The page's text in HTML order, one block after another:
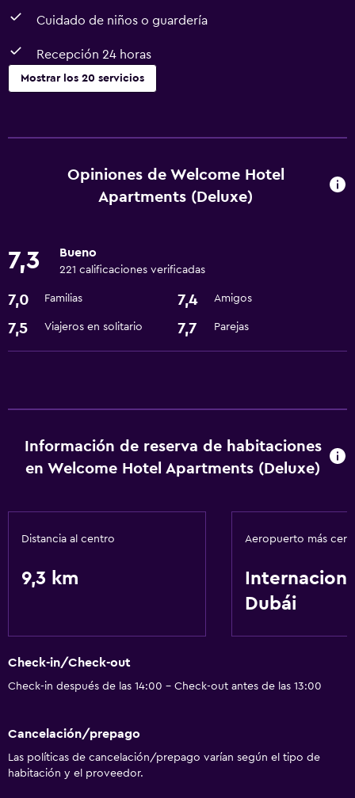
Cuidado de niños o guardería
Recepción 24 horas
Mostrar los 20 servicios
Servicio de habitaciones
Centro de negocios
Cambio de divisas
Microondas
Nevera
Servicios básicos
Áreas designadas para fumadores
Servicios de lavandería/tintorería
Traslado aeropuerto
Opiniones de Welcome Hotel
Apartments (Deluxe)
7,3 Bueno
221 calificaciones verificadas
7,0 Familias 7,4 Amigos
7,5 Viajeros en solitario 7,7 Parejas
Información de reserva de habitaciones
en Welcome Hotel Apartments (Deluxe)
Distancia al centro
9,3 km
Aeropuerto más
Dubái
Check-in/Check-out
Check-in después de las 14:00 - Check-out antes de las 13:00
Cancelación/prepago
Las políticas de cancelación/prepago varían según el tipo de
habitación y el proveedor.